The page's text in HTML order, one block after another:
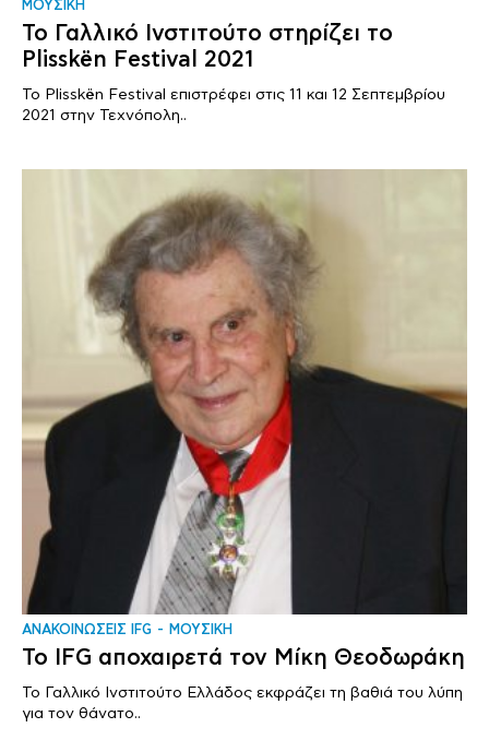
ΜΟΥΣΙΚΗ
Το Γαλλικό Ινστιτούτο στηρίζει το
Plisskën Festival 2021
To Plisskën Festival επιστρέφει στις 11 και 12 Σεπτεμβρίου
2021 στην Τεχνόπολη..
ΑΝΑΚΟΙΝΩΣΕΙΣ IFG ΜΟΥΣΙΚΗ
To IFG αποχαιρετά τον Μίκη Θεοδωράκη
Το Γαλλικό Ινστιτούτο Ελλάδος εκφράζει τη βαθιά του λύπη
για τον θάνατο..